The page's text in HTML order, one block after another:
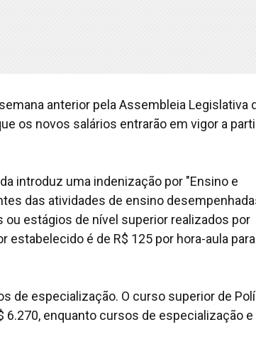
anterior pela Assembleia Legislativa
os novos salários entrarão em vigor a
introduz uma indenização por "Ensino e
das atividades de ensino
estágios de nível superior realizados por
é de R$ 125 por hora-aula para
de especialização. O curso superior de
enquanto cursos de especialização e